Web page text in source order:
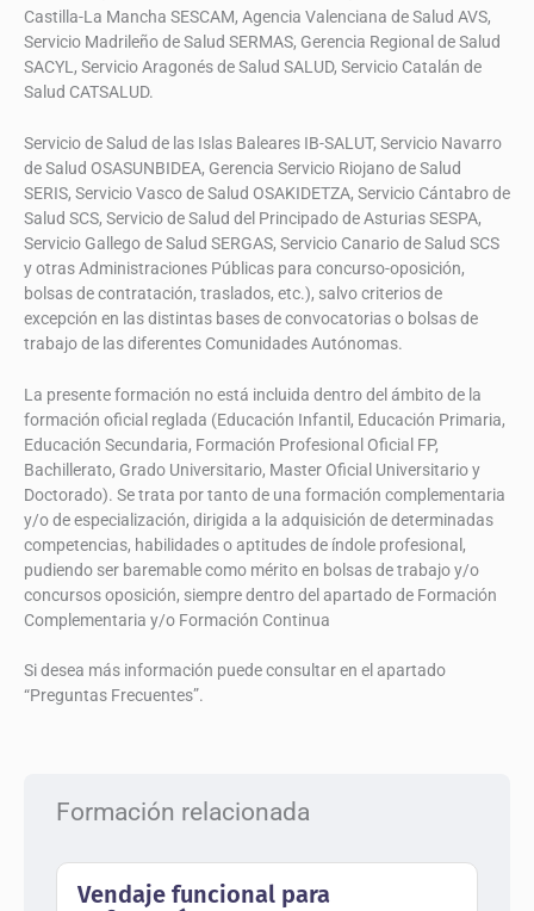
Castilla-La Mancha SESCAM, Agencia Valenciana de Salud AVS,
Servicio Madrileño de Salud SERMAS, Gerencia Regional de Salud
SACYL, Servicio Aragonés de Salud SALUD, Servicio Catalán de
Salud CATSALUD.
Servicio de Salud de las Islas Baleares IB-SALUT, Servicio Navarro
de Salud OSASUNBIDEA, Gerencia Servicio Riojano de Salud
SERIS, Servicio Vasco de Salud OSAKIDETZA, Servicio Cántabro de
Salud SCS, Servicio de Salud del Principado de Asturias SESPA,
Servicio Gallego de Salud SERGAS, Servicio Canario de Salud SCS
y otras Administraciones Públicas para concurso-oposición,
bolsas de contratación, traslados, etc.), salvo criterios de
excepción en las distintas bases de convocatorias o bolsas de
trabajo de las diferentes Comunidades Autónomas.
La presente formación no está incluida dentro del ámbito de la
formación oficial reglada (Educación Infantil, Educación Primaria,
Educación Secundaria, Formación Profesional Oficial FP,
Bachillerato, Grado Universitario, Master Oficial Universitario y
Doctorado). Se trata por tanto de una formación complementaria
y/o de especialización, dirigida a la adquisición de determinadas
competencias, habilidades o aptitudes de índole profesional,
pudiendo ser baremable como mérito en bolsas de trabajo y/o
concursos oposición, siempre dentro del apartado de Formación
Complementaria y/o Formación Continua
Si desea más información puede consultar en el apartado
“Preguntas Frecuentes”.
Formación relacionada
Vendaje funcional para